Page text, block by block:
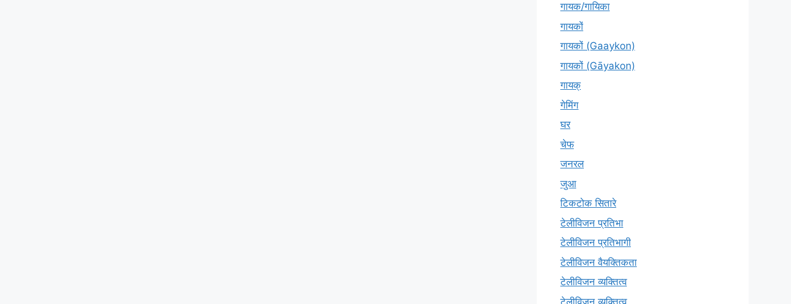
गायक/गायिका
गायकों
गायकों (Gaaykon)
गायकों (Gāyakon)
गायक्
गेमिंग
घर
चेफ
जनरल
जुआ
टिकटोक सितारे
टेलीविजन प्रतिभा
टेलीविजन प्रतिभागी
टेलीविजन वैयक्तिकता
टेलीविजन व्यक्तित्व
टेलीविज़न व्यक्तित्व